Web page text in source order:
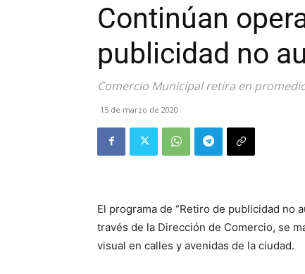
Continúan
publicidad no
Comercio Municipal retira en
15 de marzo de 2020
El programa de “Retiro de publicidad no
través de la Dirección de Comercio, se
visual en calles y avenidas de la ciudad.